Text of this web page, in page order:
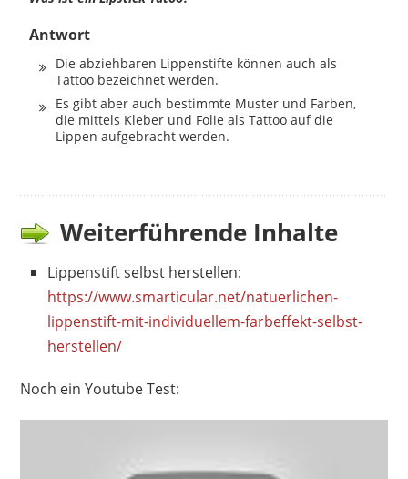
Antwort
Die abziehbaren Lippenstifte können auch als
Tattoo bezeichnet werden.
Es gibt aber auch bestimmte Muster und Farben,
die mittels Kleber und Folie als Tattoo auf die
Lippen aufgebracht werden.
Weiterführende Inhalte
Lippenstift selbst herstellen:
https://www.smarticular.net/natuerlichen-
lippenstift-mit-individuellem-farbeffekt-selbst-
herstellen/
Noch ein Youtube Test: